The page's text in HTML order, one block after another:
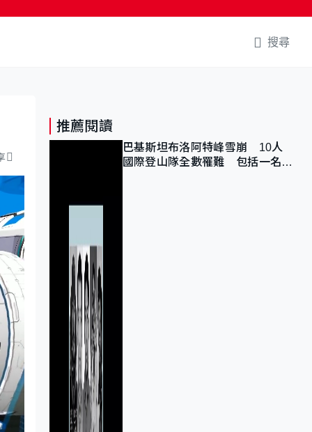
搜尋
推薦閱讀
巴基斯坦布洛阿特峰雪崩 10人
國際登山隊全數罹難 包括一名中